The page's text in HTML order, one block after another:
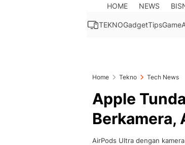
HOME NEWS
TEKNOGadgetTipsGame
Home Tekno Tech News
Apple
Berkamera,
AirPods Ultra dengan